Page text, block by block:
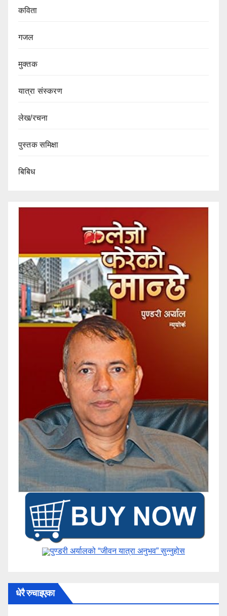
कविता
गजल
मुक्तक
यात्रा संस्करण
लेख/रचना
पुस्तक समिक्षा
बिबिध
पुण्डरी अर्यालको “जीवन यात्रा अनुभव” ​सुन्नुहोस
धेरै रुचाइएका